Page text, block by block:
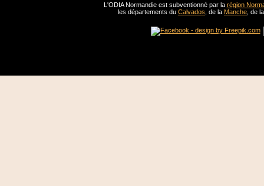
L'ODIA Normandie est subventionné par la région
les départements du Calvados , de la Manche , de